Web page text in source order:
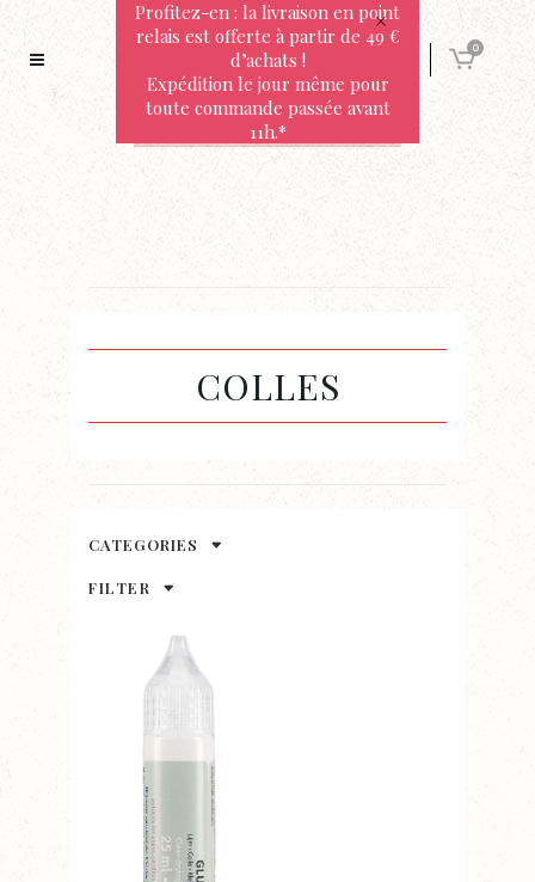
0
COLLES
CATEGORIES
FILTER
Profitez-en : la livraison en point
relais est offerte à partir de 49 €
d’achats !
Expédition le jour même pour
toute commande passée avant
11h.*